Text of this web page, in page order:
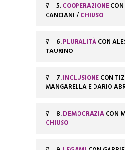
5.COOPERAZIONECON
CANCIANI /CHIUSO
6.PLURALITÀCON
TAURINO
7.INCLUSIONECON
MANGARELLA E DARIO
8.DEMOCRAZIACON
CHIUSO